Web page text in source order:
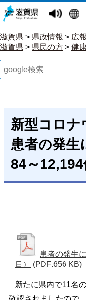
滋賀県 > 県政情報 > 広報
滋賀県 > 県民の方 > 健
新型コロナ
患者の発生
84～12,194
患者の発生
目）
(PDF:656 KB)
新たに県内で11名
確認されましたので